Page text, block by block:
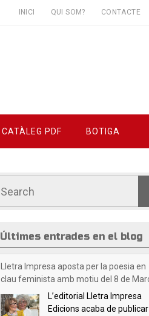
INICI QUI SOM? CONTACTE
CATÀLEG PDF BOTIGA
Últimes entrades en el blog
Lletra Impresa aposta per la poesia en
clau feminista amb motiu del 8 de
L’editorial Lletra Impresa
Edicions acaba de publicar